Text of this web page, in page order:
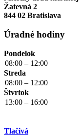
Žatevná 2
844 02 Bratislava
Úradné hodiny
Pondelok
08:00 – 12:00
Streda
08:00 – 12:00
Štvrtok
13:00 – 16:00
Tlačivá